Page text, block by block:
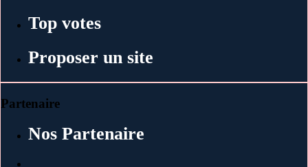
Top votes
Proposer un site
Partenaire
Nos Partenaire